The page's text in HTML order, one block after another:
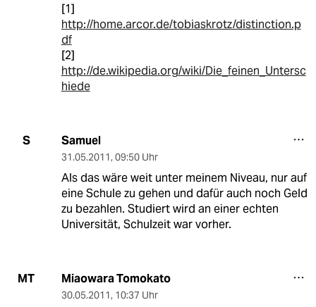
[1]
http://home.arcor.de/tobiaskrotz/distinction.p
df
[2]
http://de.wikipedia.org/wiki/Die_feinen_Untersc
hiede
S Samuel
31.05.2011, 09:50 Uhr
Als das wäre weit unter meinem Niveau, nur auf
eine Schule zu gehen und dafür auch noch Geld
zu bezahlen. Studiert wird an einer echten
Universität, Schulzeit war vorher.
MT Miaowara Tomokato
30.05.2011, 10:37 Uhr